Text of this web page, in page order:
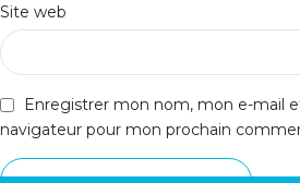
Site web
Enregistrer mon nom, mon e-mail
navigateur pour mon prochain